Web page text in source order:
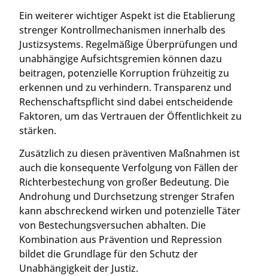
Ein weiterer wichtiger Aspekt ist die Etablierung
strenger Kontrollmechanismen innerhalb des
Justizsystems. Regelmäßige Überprüfungen und
unabhängige Aufsichtsgremien können dazu
beitragen, potenzielle Korruption frühzeitig zu
erkennen und zu verhindern. Transparenz und
Rechenschaftspflicht sind dabei entscheidende
Faktoren, um das Vertrauen der Öffentlichkeit zu
stärken.
Zusätzlich zu diesen präventiven Maßnahmen ist
auch die konsequente Verfolgung von Fällen der
Richterbestechung von großer Bedeutung. Die
Androhung und Durchsetzung strenger Strafen
kann abschreckend wirken und potenzielle Täter
von Bestechungsversuchen abhalten. Die
Kombination aus Prävention und Repression
bildet die Grundlage für den Schutz der
Unabhängigkeit der Justiz.